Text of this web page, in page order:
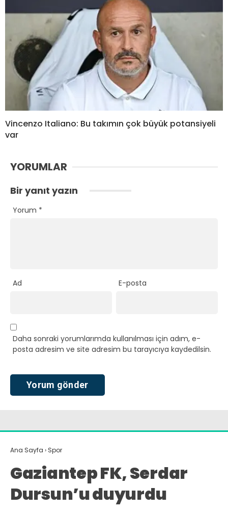
Vincenzo Italiano: Bu takımın çok büyük potansiyeli
var
YORUMLAR
Bir yanıt yazın
Yorum *
Ad E-posta
Daha sonraki yorumlarımda kullanılması için adım, e-
posta adresim ve site adresim bu tarayıcıya kaydedilsin.
Ana Sayfa › Spor
Gaziantep FK, Serdar
Dursun’u duyurdu